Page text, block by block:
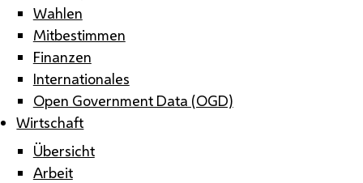
Wahlen
Mitbestimmen
Finanzen
Internationales
Open Government Data (OGD)
Wirtschaft
Übersicht
Arbeit